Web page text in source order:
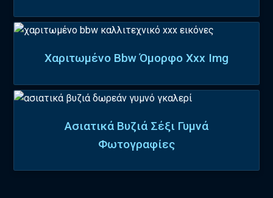
Χαριτωμένο Bbw Όμορφο Xxx Img
Ασιατικά Βυζιά Σέξι Γυμνά
Φωτογραφίες